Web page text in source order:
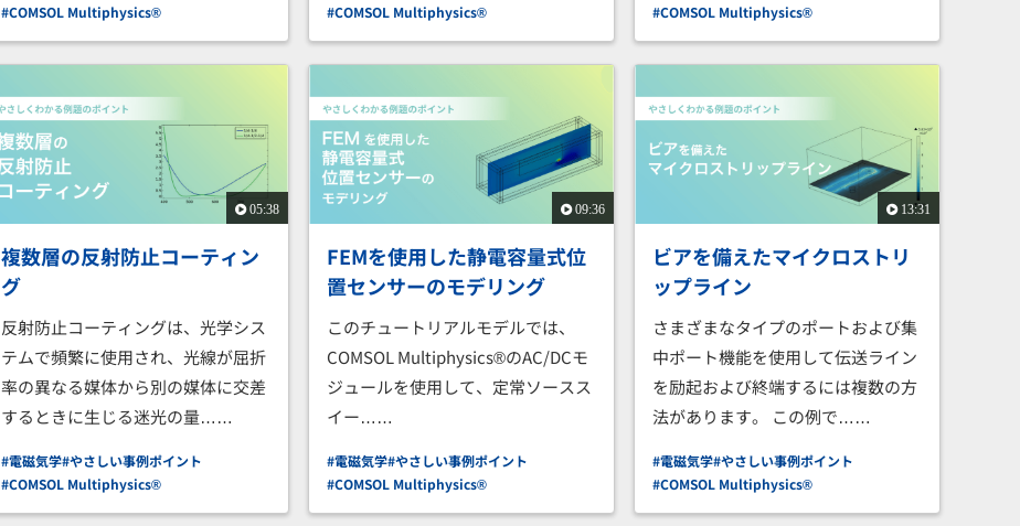
#COMSOL Multiphysics®
#COMSOL Multiphysics®
#COMSOL Multiphysics®
05:38
複数層の反射防止コーティン
グ
反射防止コーティングは、光学シス
テムで頻繁に使用され、光線が屈折
率の異なる媒体から別の媒体に交差
するときに生じる迷光の量……
#電磁気学#やさしい事例ポイント
#COMSOL Multiphysics®
09:36
FEMを使用した静電容量式位
置センサーのモデリング
このチュートリアルモデルでは、
COMSOL Multiphysics®のAC/DCモ
ジュールを使用して、定常ソースス
イー……
#電磁気学#やさしい事例ポイント
#COMSOL Multiphysics®
13:31
ビアを備えたマイクロストリ
ップライン
さまざまなタイプのポートおよび集
中ポート機能を使用して伝送ライン
を励起および終端するには複数の方
法があります。 この例で……
#電磁気学#やさしい事例ポイント
#COMSOL Multiphysics®